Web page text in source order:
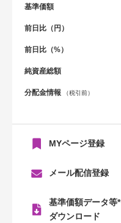
基準価額
前日比（円）
前日比（%）
純資産総額
分配金情報 （税引前）
MYページ登録
メール配信登録
基準価額データ等*
ダウンロード